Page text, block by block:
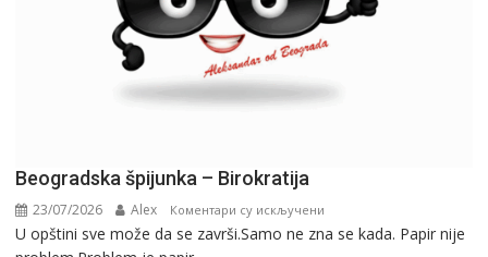
Beogradska špijunka – Birokratija
23/07/2026 Alex Коментари су искључени
Beogradska
U opštini sve može da se završi.Samo ne zna se kada. Papir nije